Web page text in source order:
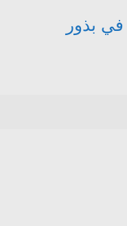
في بذور